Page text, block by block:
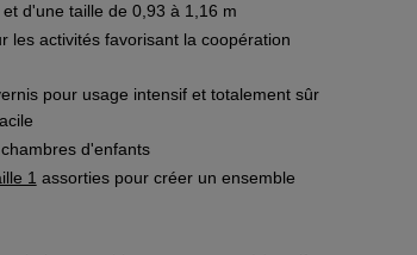
d'une taille de 0,93 à 1,16 m
les activités favorisant la coopération
pour usage intensif et totalement sûr
d'enfants
1 assorties pour créer un ensemble